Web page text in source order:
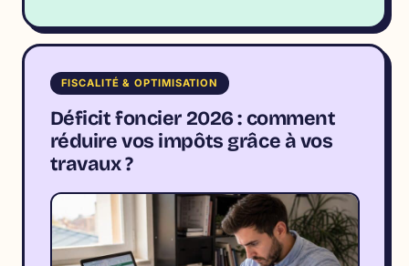
FISCALITÉ & OPTIMISATION
Déficit foncier 2026 : comment
réduire vos impôts grâce à vos
travaux ?